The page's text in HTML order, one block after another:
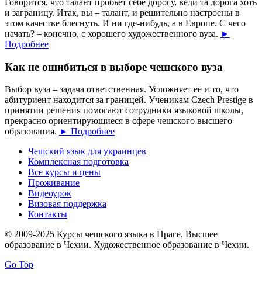
и заграницу. Итак, вы – талант, и решительно настроены в
этом качестве блеснуть. И ни где-нибудь, а в Европе. С чего
начать? – конечно, с хорошего художественного вуза. ►
Подробнее
Как не ошибиться в выборе чешского вуза
Выбор вуза – задача ответственная. Усложняет её и то, что
абитуриент находится за границей. Ученикам Czech Prestige в
принятии решения помогают сотрудники языковой школы,
прекрасно ориентирующиеся в сфере чешского высшего
образования. ► Подробнее
Чешский язык для украинцев
Комплексная подготовка
Все курсы и цены
Проживание
Видеоурок
Визовая поддержка
Контакты
© 2009-2025 Курсы чешского языка в Праге. Высшее
образование в Чехии. Художественное образование в Чехии.
Go Top